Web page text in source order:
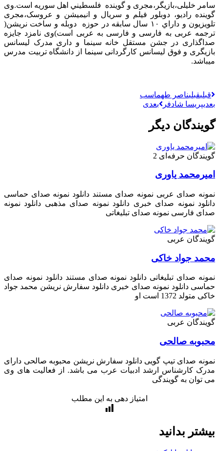
خليلی،بازيگر،مجری و گوينده فلسطيني اهل سوريه است.وی
راديو، دوبلور فيلم و سريال و انيميشن و عروسک،مجری
تلويزيون و داراي ١٠ سال سابقه در حوزه دوبله و ساخت نريشن(
عربی به فارسی و فارسی به عربی است)وی نامزد جايزه
در جشن مستقل خانه سينما و داری مدرک ليسانس
و فوق ليسانس كارگردانی سينما از دانشگاه تربيت مدرس
قبلیناصر طهماسب
پریسا شادفر بعدی
دیگر
حرفه‌ای 2
یاوری
صدای عربی نمونه صدای مستند دانلود نمونه صدای حماسی
نمونه صدای خبری دانلود نمونه صدای مذهبی دانلود نمونه
فارسی نمونه صدای تبلیغاتی
عربی
جواد خاکی
صدای تبلیغاتی دانلود نمونه صدای مستند دانلود نمونه صدای
دانلود نمونه صدای خبری دانلود سفارش نریشن​ محمد جواد
1372 است او
عربی
صالحی
صدای تیپ گویی دانلود سفارش نریشن​ محبوبه صالحی دارای
کارشناس ارشد ادبیات عرب می باشد. از فعالیت های وی
به گویندگی
امتیاز دهی به این مطلب
بدانید